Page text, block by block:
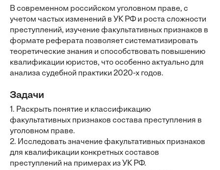
В современном российском уголовном праве, с
учетом частых изменений в УК РФ и роста сложности
преступлений, изучение факультативных признаков в
формате реферата позволяет систематизировать
теоретические знания и способствовать повышению
квалификации юристов, что особенно актуально для
анализа судебной практики 2020-х годов.
Задачи
1. Раскрыть понятие и классификацию
факультативных признаков состава преступления в
уголовном праве.
2. Исследовать значение факультативных признаков
для квалификации конкретных составов
преступлений на примерах из УК РФ.